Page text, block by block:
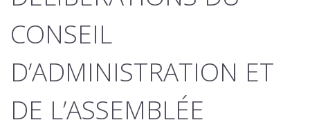
CONSEIL
D’ADMINISTRATION ET
DE L’ASSEMBLÉE